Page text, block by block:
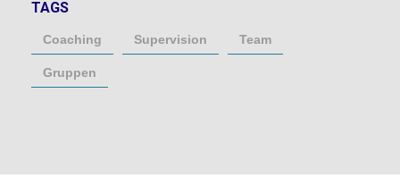
TAGS
Coaching Supervision Team
Gruppen